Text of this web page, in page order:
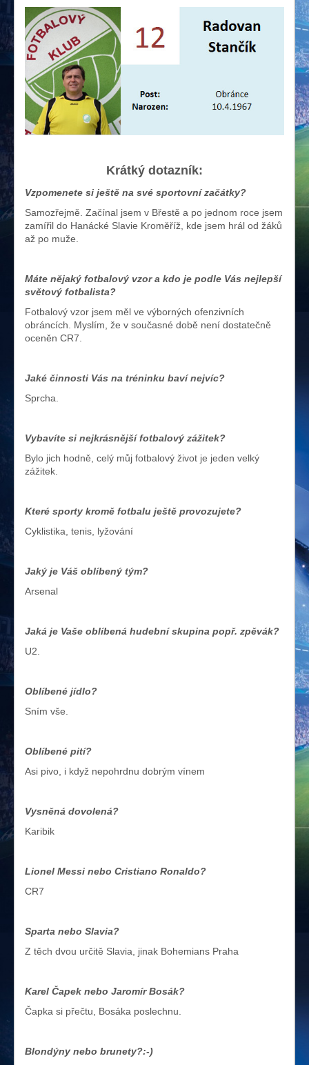
Krátký dotazník:
Vzpomenete si ještě na své sportovní začátky?
Samozřejmě. Začínal jsem v Břestě a po jednom roce jsem
zamířil do Hanácké Slavie Kroměříž, kde jsem hrál od žáků
až po muže.
Máte nějaký fotbalový vzor a kdo je podle Vás nejlepší
světový fotbalista?
Fotbalový vzor jsem měl ve výborných ofenzivních
obráncích. Myslím, že v současné době není dostatečně
oceněn CR7.
Jaké činnosti Vás na tréninku baví nejvíc?
Sprcha.
Vybavíte si nejkrásnější fotbalový zážitek?
Bylo jich hodně, celý můj fotbalový život je jeden velký
zážitek.
Které sporty kromě fotbalu ještě provozujete?
Cyklistika, tenis, lyžování
Jaký je Váš oblíbený tým?
Arsenal
Jaká je Vaše oblíbená hudební skupina popř. zpěvák?
U2.
Oblíbené jídlo?
Sním vše.
Oblíbené pití?
Asi pivo, i když nepohrdnu dobrým vínem
Vysněná dovolená?
Karibik
Lionel Messi nebo Cristiano Ronaldo?
CR7
Sparta nebo Slavia?
Z těch dvou určitě Slavia, jinak Bohemians Praha
Karel Čapek nebo Jaromír Bosák?
Čapka si přečtu, Bosáka poslechnu.
Blondýny nebo brunety?:-)